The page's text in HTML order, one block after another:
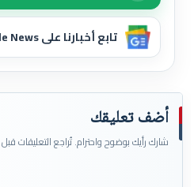
تابع أخبارنا على Google News
أضف تعليقك
شارك رأيك بوضوح واحترام. تُراجع التعليقات